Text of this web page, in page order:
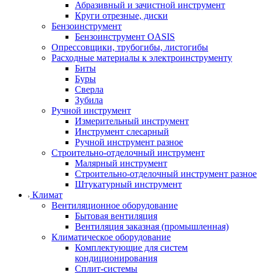
Абразивный и зачистной инструмент
Круги отрезные, диски
Бензоинструмент
Бензоинструмент OASIS
Опрессовщики, трубогибы, листогибы
Расходные материалы к электроинструменту
Биты
Буры
Сверла
Зубила
Ручной инструмент
Измерительный инструмент
Инструмент слесарный
Ручной инструмент разное
Строительно-отделочный инструмент
Малярный инструмент
Строительно-отделочный инструмент разное
Штукатурный инструмент
Климат
Вентиляционное оборудование
Бытовая вентиляция
Вентиляция заказная (промышленная)
Климатическое оборудование
Комплектующие для систем
кондиционирования
Сплит-системы